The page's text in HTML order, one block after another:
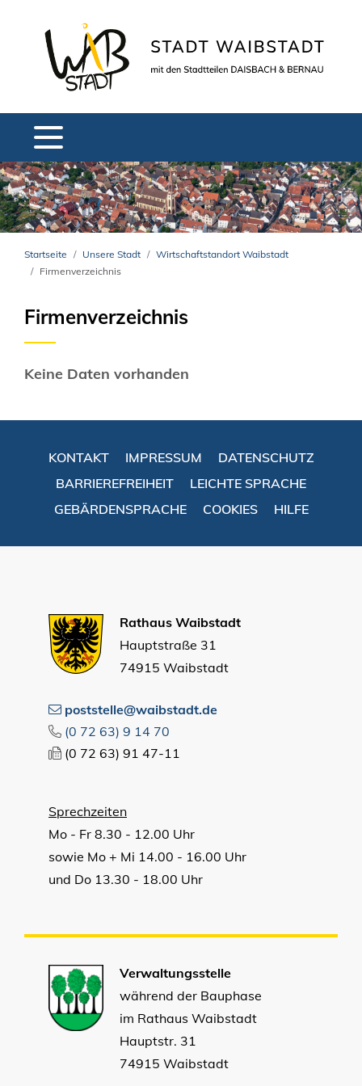
Startseite Unsere Stadt
Wirtschaftstandort Waibstadt
Firmenverzeichnis
Firmenverzeichnis
Keine Daten vorhanden
KONTAKT IMPRESSUM
DATENSCHUTZ
BARRIEREFREIHEIT
LEICHTE SPRACHE
GEBÄRDENSPRACHE
COOKIES HILFE
Rathaus Waibstadt
Hauptstraße 31
74915 Waibstadt
poststelle@waibstadt.de
(0 72 63) 9 14 70
(0 72 63) 91 47-11
Sprechzeiten
Mo - Fr 8.30 - 12.00 Uhr
sowie Mo + Mi 14.00 - 16.00 Uhr
und Do 13.30 - 18.00 Uhr
Verwaltungsstelle
während der Bauphase
im Rathaus Waibstadt
Hauptstr. 31
74915 Waibstadt